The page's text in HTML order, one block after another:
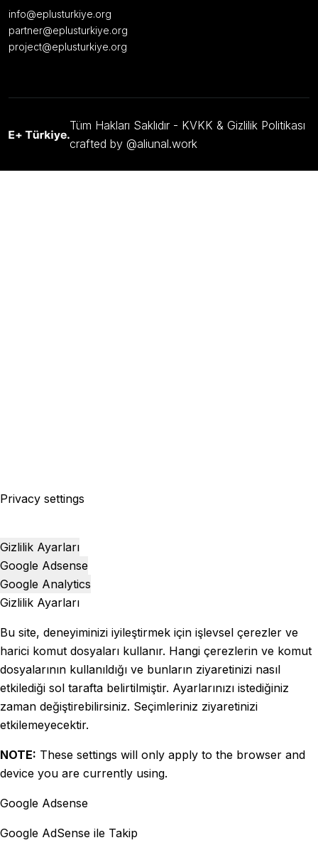
info@eplusturkiye.org
partner@eplusturkiye.org
project@eplusturkiye.org
Tüm Hakları Saklıdır - KVKK & Gizlilik Politikası
crafted by @aliunal.work
Privacy settings
Gizlilik Ayarları
Google Adsense
Google Analytics
Gizlilik Ayarları
Bu site, deneyiminizi iyileştirmek için işlevsel çerezler ve
harici komut dosyaları kullanır. Hangi çerezlerin ve komut
dosyalarının kullanıldığı ve bunların ziyaretinizi nasıl
etkilediği sol tarafta belirtilmiştir. Ayarlarınızı istediğiniz
zaman değiştirebilirsiniz. Seçimleriniz ziyaretinizi
etkilemeyecektir.
NOTE: These settings will only apply to the browser and
device you are currently using.
Google Adsense
Google AdSense ile Takip